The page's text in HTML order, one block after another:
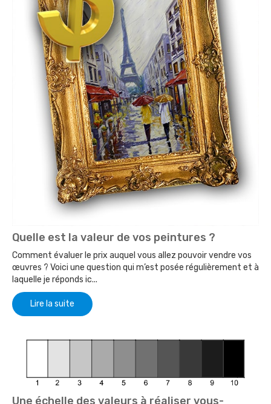
Quelle est la valeur de vos peintures ?
Comment évaluer le prix auquel vous allez pouvoir vendre vos
œuvres ? Voici une question qui m’est posée régulièrement et à
laquelle je réponds ic...
Lire la suite
Une échelle des valeurs à réaliser vous-